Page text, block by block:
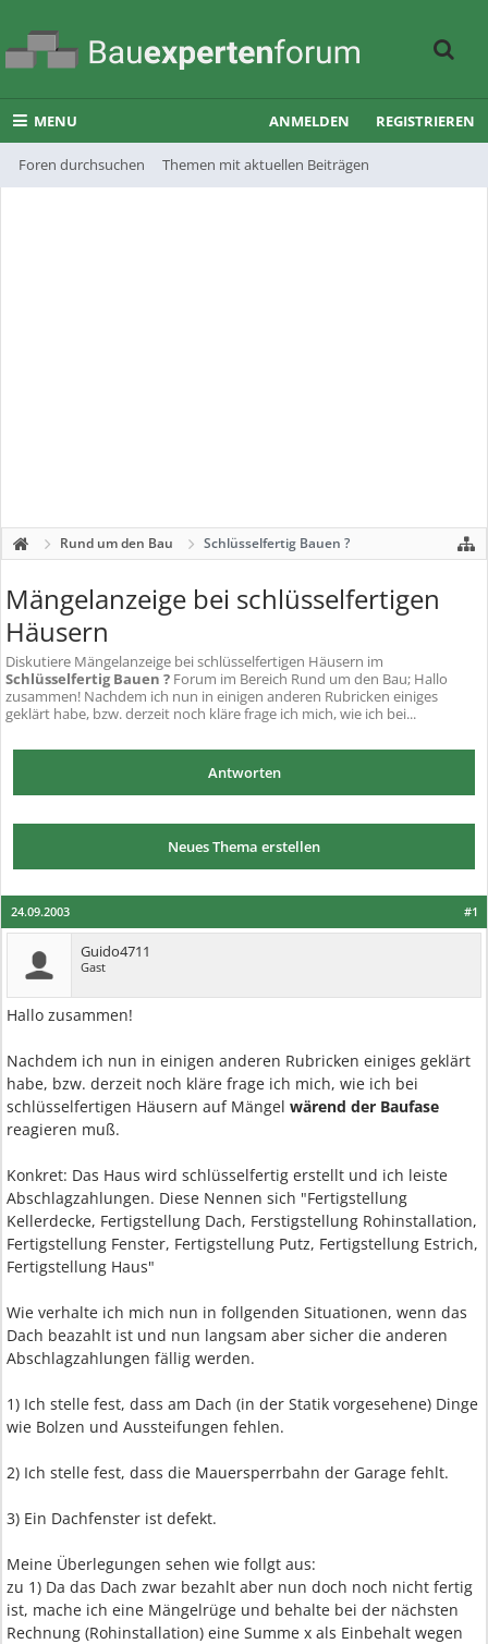
MENU
Foren durchsuchen Themen mit aktuellen Beiträgen
ANMELDEN REGISTRIEREN
Rund um den Bau Schlüsselfertig Bauen ?
Mängelanzeige bei schlüsselfertigen
Häusern
Diskutiere Mängelanzeige bei schlüsselfertigen Häusern im
Schlüsselfertig Bauen ? Forum im Bereich Rund um den Bau; Hallo
zusammen! Nachdem ich nun in einigen anderen Rubricken einiges
geklärt habe, bzw. derzeit noch kläre frage ich mich, wie ich bei...
Antworten
Neues Thema erstellen
#1
24.09.2003
Guido4711
Gast
Hallo zusammen!
Nachdem ich nun in einigen anderen Rubricken einiges geklärt
habe, bzw. derzeit noch kläre frage ich mich, wie ich bei
schlüsselfertigen Häusern auf Mängel wärend der Baufase
reagieren muß.
Konkret: Das Haus wird schlüsselfertig erstellt und ich leiste
Abschlagzahlungen. Diese Nennen sich "Fertigstellung
Kellerdecke, Fertigstellung Dach, Ferstigstellung Rohinstallation,
Fertigstellung Fenster, Fertigstellung Putz, Fertigstellung Estrich,
Fertigstellung Haus"
Wie verhalte ich mich nun in follgenden Situationen, wenn das
Dach beazahlt ist und nun langsam aber sicher die anderen
Abschlagzahlungen fällig werden.
1) Ich stelle fest, dass am Dach (in der Statik vorgesehene) Dinge
wie Bolzen und Aussteifungen fehlen.
2) Ich stelle fest, dass die Mauersperrbahn der Garage fehlt.
3) Ein Dachfenster ist defekt.
Meine Überlegungen sehen wie follgt aus:
zu 1) Da das Dach zwar bezahlt aber nun doch noch nicht fertig
ist, mache ich eine Mängelrüge und behalte bei der nächsten
Rechnung (Rohinstallation) eine Summe x als Einbehalt wegen